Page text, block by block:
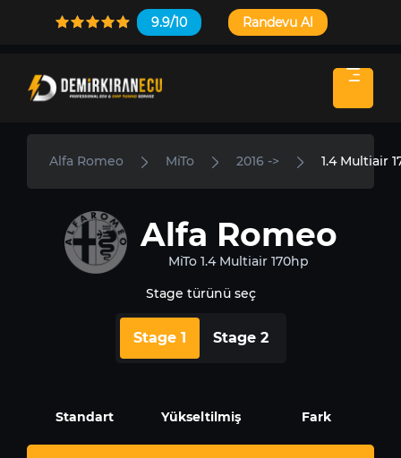
9.9/10 Randevu Al
Alfa Romeo MiTo 2016 -> 1.4 Multiair
Alfa Romeo
MiTo 1.4 Multiair 170hp
Stage türünü seç
Stage 1 Stage 2
Standart Yükseltilmiş Fark